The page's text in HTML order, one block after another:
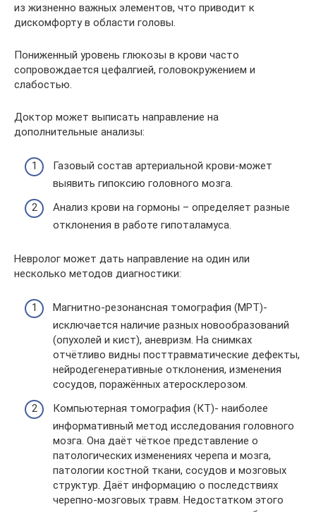
из жизненно важных элементов, что приводит к
дискомфорту в области головы.
Пониженный уровень глюкозы в крови часто
сопровождается цефалгией, головокружением и
слабостью.
Доктор может выписать направление на
дополнительные анализы:
Газовый состав артериальной крови-может
выявить гипоксию головного мозга.
Анализ крови на гормоны – определяет разные
отклонения в работе гипоталамуса.
Невролог может дать направление на один или
несколько методов диагностики:
Магнитно-резонансная томография (МРТ)-
исключается наличие разных новообразований
(опухолей и кист), аневризм. На снимках
отчётливо видны посттравматические дефекты,
нейродегенеративные отклонения, изменения
сосудов, поражённых атеросклерозом.
Компьютерная томография (КТ)- наиболее
информативный метод исследования головного
мозга. Она даёт чёткое представление о
патологических изменениях черепа и мозга,
патологии костной ткани, сосудов и мозговых
структур. Даёт информацию о последствиях
черепно-мозговых травм. Недостатком этого